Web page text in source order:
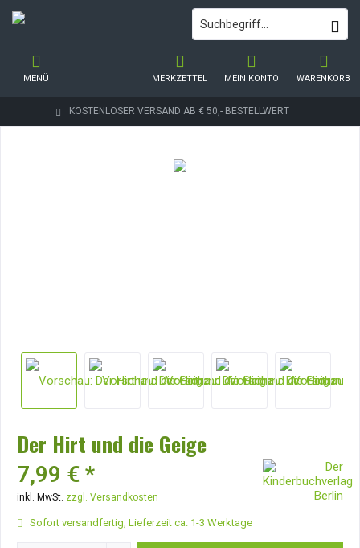
KOSTENLOSER VERSAND AB € 50,- BESTELLWERT
WARENKORB
MERKZETTEL MEIN KONTO
MENÜ
Der Hirt und die Geige
7,99 € *
inkl. MwSt. zzgl. Versandkosten
Sofort versandfertig, Lieferzeit ca. 1-3 Werktage